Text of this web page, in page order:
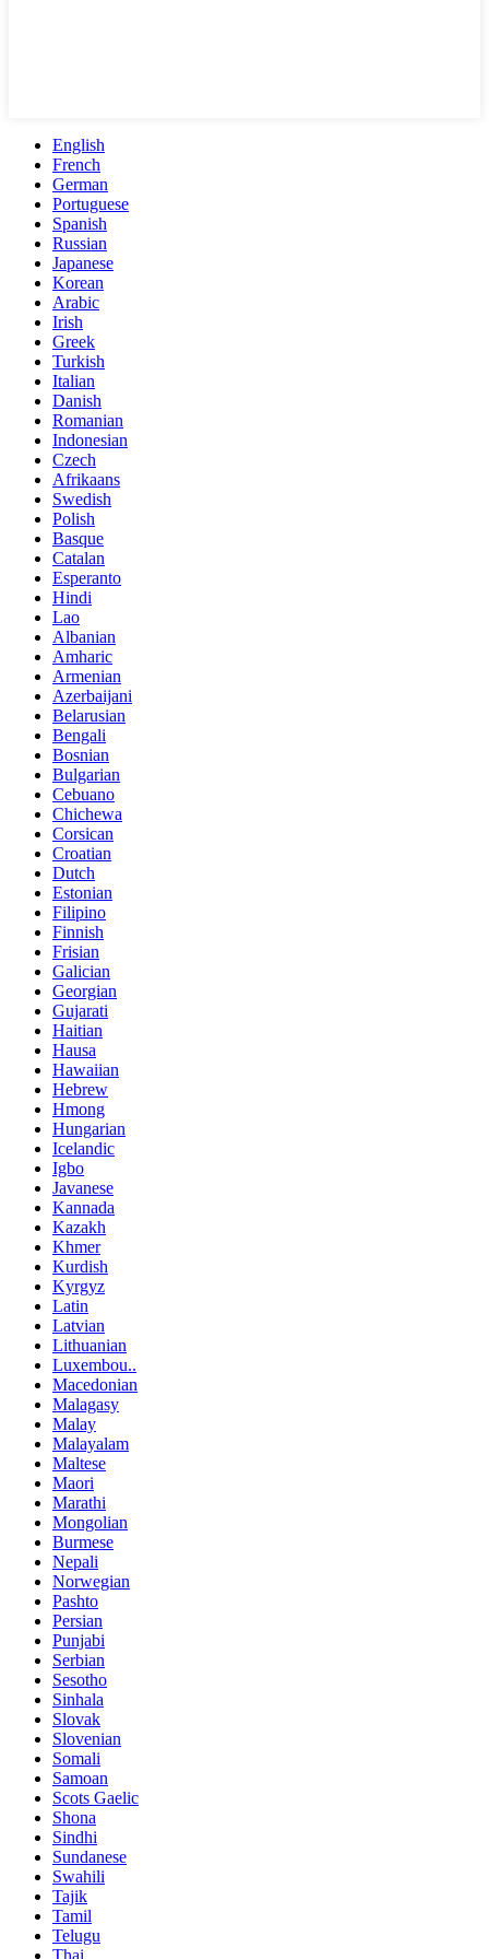
English
French
German
Portuguese
Spanish
Russian
Japanese
Korean
Arabic
Irish
Greek
Turkish
Italian
Danish
Romanian
Indonesian
Czech
Afrikaans
Swedish
Polish
Basque
Catalan
Esperanto
Hindi
Lao
Albanian
Amharic
Armenian
Azerbaijani
Belarusian
Bengali
Bosnian
Bulgarian
Cebuano
Chichewa
Corsican
Croatian
Dutch
Estonian
Filipino
Finnish
Frisian
Galician
Georgian
Gujarati
Haitian
Hausa
Hawaiian
Hebrew
Hmong
Hungarian
Icelandic
Igbo
Javanese
Kannada
Kazakh
Khmer
Kurdish
Kyrgyz
Latin
Latvian
Lithuanian
Luxembou..
Macedonian
Malagasy
Malay
Malayalam
Maltese
Maori
Marathi
Mongolian
Burmese
Nepali
Norwegian
Pashto
Persian
Punjabi
Serbian
Sesotho
Sinhala
Slovak
Slovenian
Somali
Samoan
Scots Gaelic
Shona
Sindhi
Sundanese
Swahili
Tajik
Tamil
Telugu
Thai